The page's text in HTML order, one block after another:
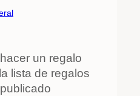
un regalo
lista de regalos